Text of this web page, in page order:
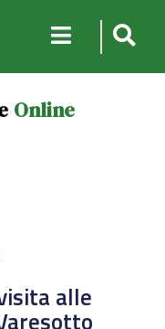
Online
alle